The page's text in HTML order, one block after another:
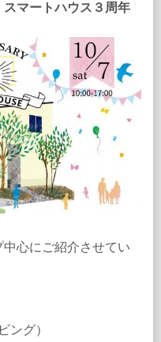
スマートハウス３周年
心にご紹介させてい
ング）